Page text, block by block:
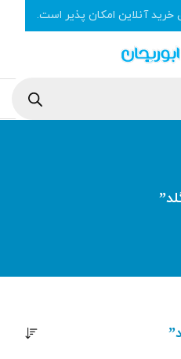
خرید آنلاین امکان پذیر است.